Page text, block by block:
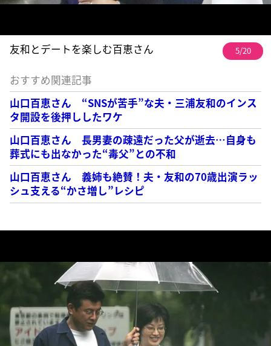
友和とデートを楽しむ百恵さん 5/20
おすすめ関連記事
山口百恵さん “SNSが苦手”な夫・三浦友和のインス
タ開設を後押ししたワケ
山口百恵さん 長男妻の疎遠だった父が逝去…自身も
葬式にも出なかった“毒父”との不和
山口百恵さん 義姉も絶賛！夫・友和の70歳出演ラッ
シュ支える“かさ増し”レシピ